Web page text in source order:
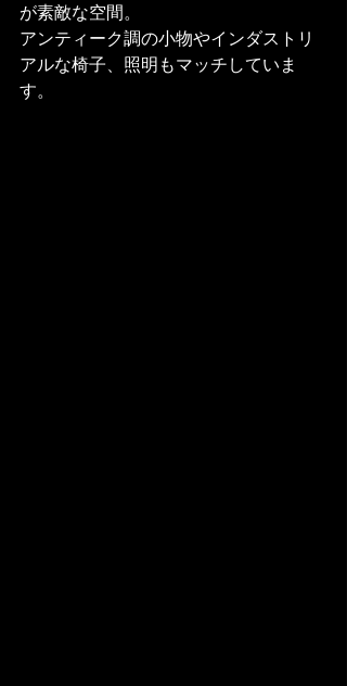
が素敵な空間。
アンティーク調の小物やインダストリ
アルな椅子、照明もマッチしていま
す。